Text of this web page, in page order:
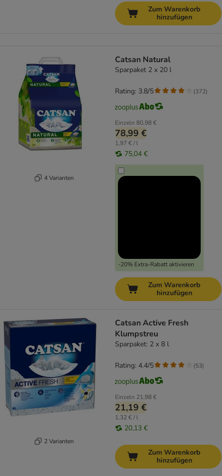
Zum Warenkorb
hinzufügen
4 Varianten
Catsan Natural
Sparpaket 2 x 20 l
Einzeln 80,98 €
78,99 €
1,97 € / l
75,04 €
-20% Extra-Rabatt aktivieren
Rating: 3.8/5 (372)
Zum Warenkorb
hinzufügen
2 Varianten
Catsan Active Fresh
Klumpstreu
Sparpaket: 2 x 8 l
Einzeln 21,98 €
21,19 €
1,32 € / l
20,13 €
Rating: 4.4/5 (53)
Zum Warenkorb
hinzufügen